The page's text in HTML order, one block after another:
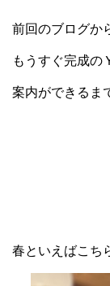
前回のブログか
もうすぐ完成の
案内ができるま
春といえばこち